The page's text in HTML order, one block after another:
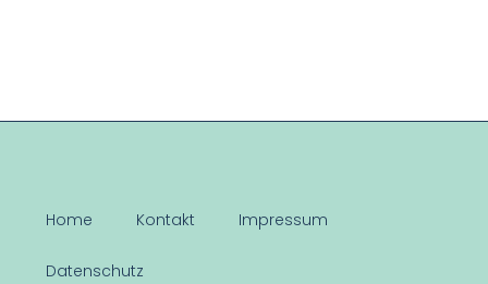
Home Kontakt Impressum
Datenschutz